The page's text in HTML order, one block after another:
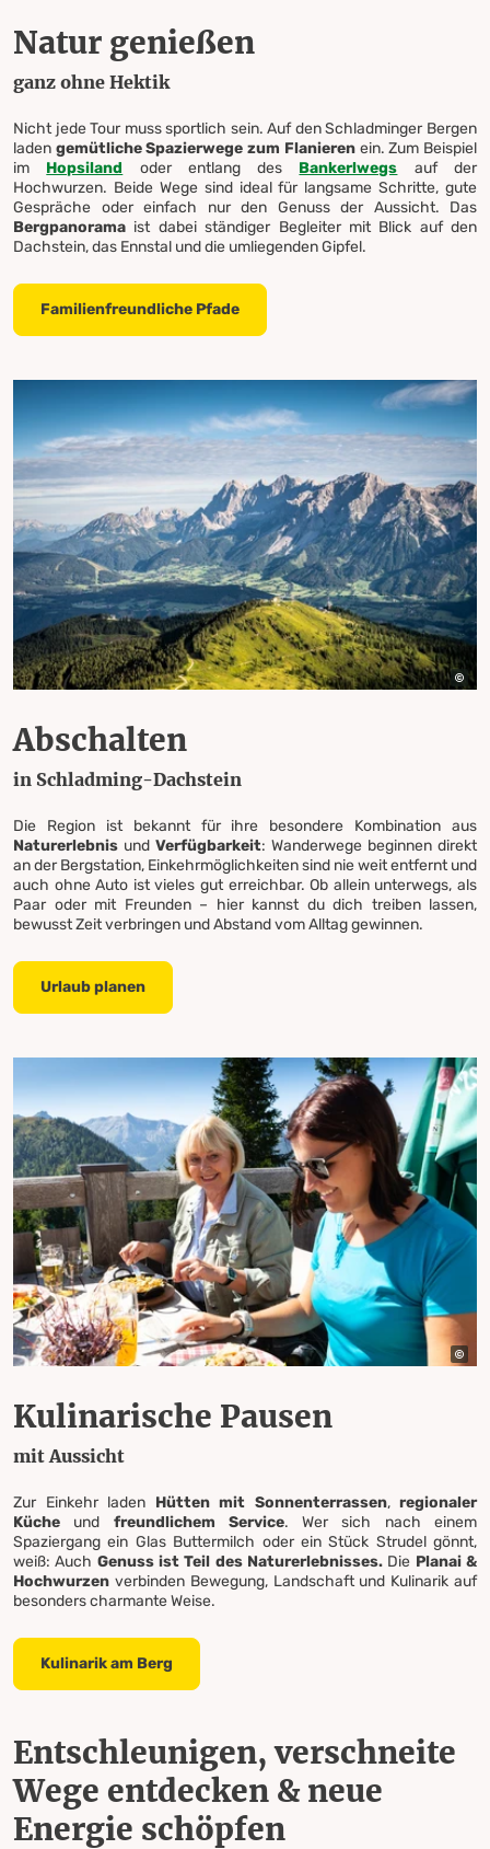
Natur genießen
ganz ohne Hektik
Nicht jede Tour muss sportlich sein. Auf den Schladminger Bergen
laden gemütliche Spazierwege zum Flanierenein. Zum Beispiel
im Hopsiland oder entlang des Bankerlwegs auf der
Hochwurzen. Beide Wege sind ideal für langsame Schritte, gute
Gespräche oder einfach nur den Genuss der Aussicht. Das
Bergpanorama ist dabei ständiger Begleiter mit Blick auf den
Dachstein, das Ennstal und die umliegenden Gipfel.
Familienfreundliche Pfade
Abschalten
in Schladming-Dachstein
Die Region ist bekannt für ihre besondere Kombination aus
Naturerlebnis und Verfügbarkeit: Wanderwege beginnen direkt
an der Bergstation, Einkehrmöglichkeiten sind nie weit entfernt und
auch ohne Auto ist vieles gut erreichbar. Ob allein unterwegs, als
Paar oder mit Freunden – hier kannst du dich treiben lassen,
bewusst Zeit verbringen und Abstand vom Alltag gewinnen.
Urlaub planen
Kulinarische Pausen
mit Aussicht
Zur Einkehr laden Hütten mit Sonnenterrassen, regionaler
Küche und freundlichem Service. Wer sich nach einem
Spaziergang ein Glas Buttermilch oder ein Stück Strudel gönnt,
weiß: Auch Genuss ist Teil des Naturerlebnisses. Die Planai &
Hochwurzen verbinden Bewegung, Landschaft und Kulinarik auf
besonders charmante Weise.
Kulinarik am Berg
Entschleunigen, verschneite
Wege entdecken & neue
Energie schöpfen